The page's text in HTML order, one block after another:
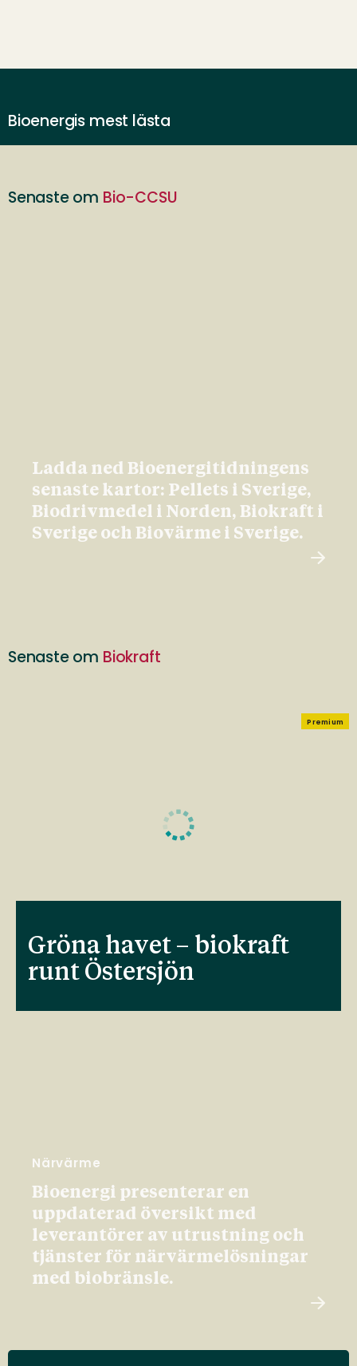
Bioenergis mest lästa
Senaste om Bio-CCSU
Ladda ned Bioenergitidningens
senaste kartor: Pellets i Sverige,
Biodrivmedel i Norden, Biokraft i
Sverige och Biovärme i Sverige.
Senaste om Biokraft
Premium
Gröna havet – biokraft
runt Östersjön
Närvärme
Bioenergi presenterar en
uppdaterad översikt med
leverantörer av utrustning och
tjänster för närvärmelösningar
med biobränsle.